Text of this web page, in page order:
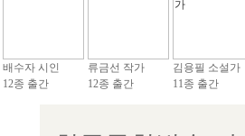
배수자 시인
12종 출간
류금선 작가
12종 출간
김용필 소설가
11종 출간